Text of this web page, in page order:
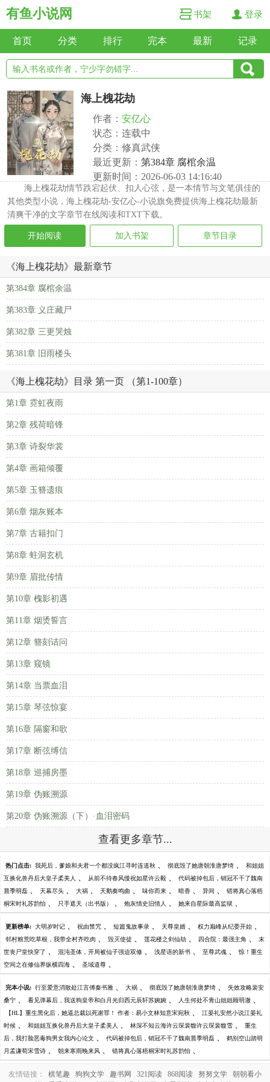
有鱼小说网 书架 登录
首页 分类 排行 完本 最新 记录
海上槐花劫
作者： 安亿心
状态：连载中
分类：修真武侠
最近更新： 第384章 腐棺余温
更新时间：2026-06-03 14:16:40
海上槐花劫情节跌宕起伏、扣人心弦，是一本情节与文笔俱佳的
其他类型小说，海上槐花劫-安亿心-小说旗免费提供海上槐花劫最新
清爽干净的文字章节在线阅读和TXT下载。
开始阅读 加入书架 章节目录
《海上槐花劫》最新章节
第384章 腐棺余温
第383章 义庄藏尸
第382章 三更哭烛
第381章 旧雨楼头
《海上槐花劫》目录 第一页 （第1-100章）
第1章 霓虹夜雨
第2章 残荷暗锋
第3章 诗裂华裳
第4章 画箱倾覆
第5章 玉簪遗痕
第6章 烟灰账本
第7章 古籍扣门
第8章 蛀洞玄机
第9章 眉批传情
第10章 槐影初遇
第11章 烟烫誓言
第12章 簪刻诘问
第13章 窥镜
第14章 当票血泪
第15章 琴弦惊宴
第16章 隔窗和歌
第17章 断弦缚信
第18章 巡捕房墨
第19章 伪账溯源
第20章 伪账溯源（下）·血泪密码
查看更多章节...
热门点击: 我死后，爹娘和夫君一个都没疯江寻时连道秋 、 彻底毁了她唐朝淮唐梦绮 、 和姐姐
互换化兽丹后大皇子柔美人 、 从前不待春风慢祝如星许云毅 、 代码被掉包后，销冠不干了魏南
晨季明磊 、 天幕尽头 、 大祸 、 天鹅奏鸣曲 、 味你而来 、 暗香 、 异间 、 错将真心落梧
桐宋时礼苏韵怡 、 只手遮天（出书版） 、 炮灰情史旧情人 、 她来自星际最高监狱 、
更新榜单: 大明岁时记 、 祝由禁咒 、 短篇鬼故事录 、 天尊皇婿 、 权力巅峰从纪委开始 、
邻村粮荒吃草根，我带全村齐吃肉 、 毁灭使徒 、 莲花楼之剑仙劫 、 四合院：最强主角 、 末
世丧尸皇快穿了 、 混沌圣体，开局被仙子强迫双修 、 浅星语的新书 、 至尊武魂 、 惊！重生
空间之在修仙界纵横四海 、 圣域道尊 、
完本小说: 行至爱意消散处江言傅秦书雅 、 大祸 、 彻底毁了她唐朝淮唐梦绮 、 失效攻略裴安
桑宁 、 看见弹幕后，我送狗皇帝和白月光归西元辰轩苏婉婉 、 人生何处不青山姐姐顾明澈 、
【HL】重生黑化后，她逼总裁以死谢罪！ 作者：易小文林知意宋宛秋 、 江晏礼安然小说江晏礼
时候 、 和姐姐互换化兽丹后大皇子柔美人 、 林深不知云海许云琛裴馥许云琛裴馥雪 、 重生
后，我打脸恶毒狗男女我内心论文 、 代码被掉包后，销冠不干了魏南晨季明磊 、 鹤别空山踏明
月孟谦荀宋雪诗 、 朝来寒雨晚来风 、 错将真心落梧桐宋时礼苏韵怡 、
友情链接： 棋笔趣 狗狗文学 趣书网 321阅读 868阅读 努努文学
朝朝看小